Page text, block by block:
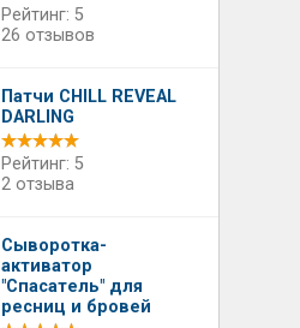
Рейтинг: 5
26 отзывов
Патчи CHILL REVEAL
DARLING
Рейтинг: 5
2 отзыва
Сыворотка-
активатор
"Спасатель" для
ресниц и бровей